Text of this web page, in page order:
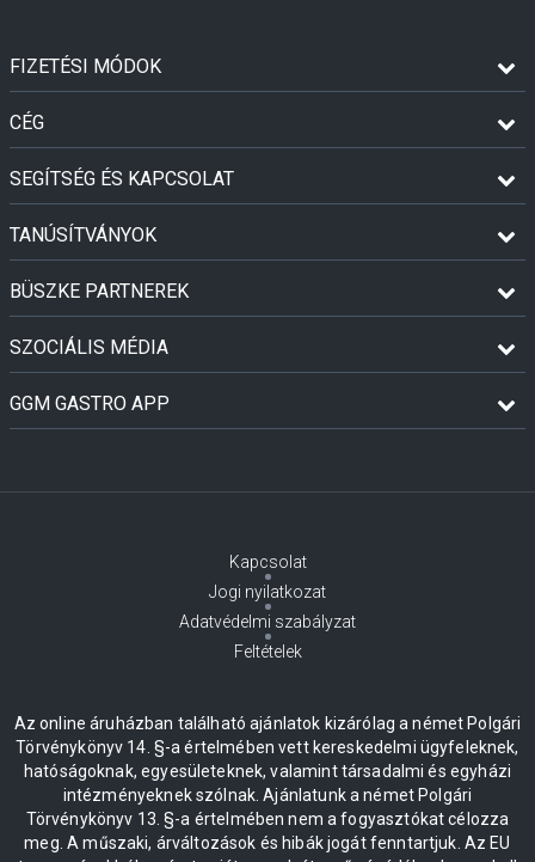
FIZETÉSI MÓDOK
CÉG
SEGÍTSÉG ÉS KAPCSOLAT
TANÚSÍTVÁNYOK
BÜSZKE PARTNEREK
SZOCIÁLIS MÉDIA
GGM GASTRO APP
Kapcsolat
Jogi nyilatkozat
Adatvédelmi szabályzat
Feltételek
Az online áruházban található ajánlatok kizárólag a német Polgári
Törvénykönyv 14. §-a értelmében vett kereskedelmi ügyfeleknek,
hatóságoknak, egyesületeknek, valamint társadalmi és egyházi
intézményeknek szólnak. Ajánlatunk a német Polgári
Törvénykönyv 13. §-a értelmében nem a fogyasztókat célozza
meg. A műszaki, árváltozások és hibák jogát fenntartjuk. Az EU